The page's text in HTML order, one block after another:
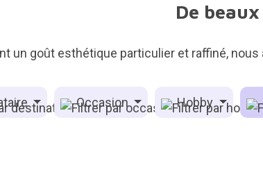
De
un goût esthétique particulier et raffiné,
Occasion Hobby